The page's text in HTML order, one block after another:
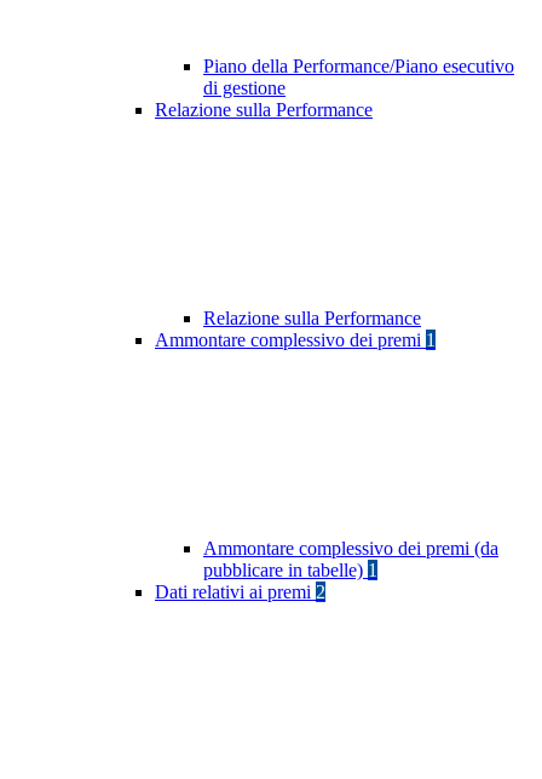
Piano della Performance/Piano esecutivo
di gestione
Relazione sulla Performance
Relazione sulla Performance
Ammontare complessivo dei premi 1
Ammontare complessivo dei premi (da
pubblicare in tabelle) 1
Dati relativi ai premi 2